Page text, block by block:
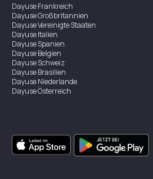
DayuseFrankreich
DayuseGroßbritannien
DayuseVereinigte Staaten
DayuseItalien
DayuseSpanien
DayuseBelgien
DayuseSchweiz
DayuseBrasilien
DayuseNiederlande
DayuseÖsterreich
DayuseSingapur
DayuseZweden
DayuseThailand